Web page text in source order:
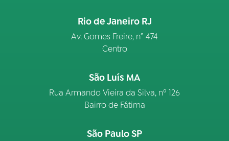
Rio de Janeiro RJ
Av. Gomes Freire, n° 474
Centro
São Luís MA
Rua Armando Vieira da Silva, nº 126
Bairro de Fátima
São Paulo SP